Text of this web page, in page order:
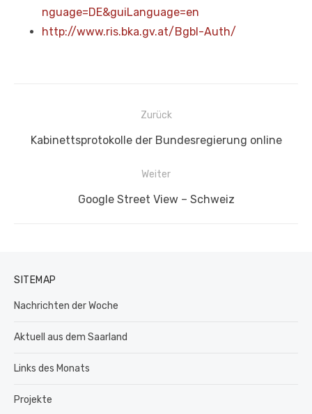
nguage=DE&guiLanguage=en
http://www.ris.bka.gv.at/Bgbl-Auth/
Beitragsnavigation
Zurück
Vorheriger
Kabinettsprotokolle der Bundesregierung online
Weiter
Nächster
Google Street View – Schweiz
SITEMAP
Nachrichten der Woche
Aktuell aus dem Saarland
Links des Monats
Projekte